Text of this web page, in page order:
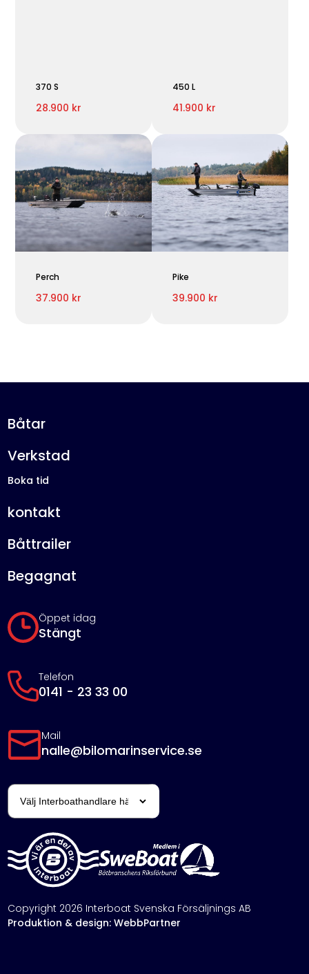
370 S
28.900 kr
450 L
41.900 kr
Perch
37.900 kr
Pike
39.900 kr
Öppet idag
Stängt
Telefon
0141 - 23 33 00
Mail
nalle@bilomarinservice.se
Båtar
Verkstad
Boka tid
kontakt
Båttrailer
Begagnat
Copyright 2026 Interboat Svenska Försäljnings AB
Produktion & design: WebbPartner